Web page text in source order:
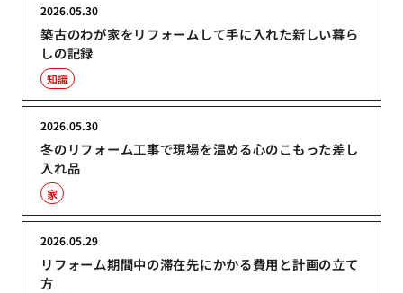
築古のわが家をリフォームして手に入れた新しい暮ら
しの記録
2026.05.30
知識
冬のリフォーム工事で現場を温める心のこもった差し
入れ品
2026.05.30
家
リフォーム期間中の滞在先にかかる費用と計画の立て
方
2026.05.29